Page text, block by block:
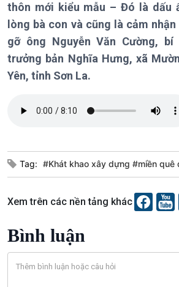
Chính trị
Tin Chính trị
Chính phủ với người dân
Quốc hội với cử tri
Xây dựng đảng
Nhận diện sự thật
Thế
Tin
Vấn
Hồ sơ
bền
Kinh tế
Tin Kinh tế
Dòng chảy Kinh tế
Khởi nghiệp
Tuyên chiến với gian lận
thương mại
Nông
Tin
Mùa
Biển
Tìm
thôn mới kiểu mẫu – Đó là dấu
lòng bà con và cũng là cảm
gỡ ông Nguyễn Văn Cường,
trưởng bản Nghĩa Hưng, xã
Yên, tỉnh Sơn La.
Tag: #Khát khao xây dựng #miền quê
Xem trên các nền tảng khác
Bình luận